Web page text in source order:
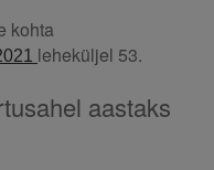
kohta
leheküljel 53.
aastaks